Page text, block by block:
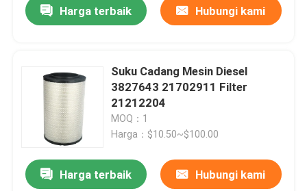
Produk
Video
Tentang kami
Harga terbaik Hubungi kami
Suku Cadang Mesin Diesel
3827643 21702911 Filter
21212204
MOQ：1
Harga：$10.50~$100.00
Harga terbaik Hubungi kami